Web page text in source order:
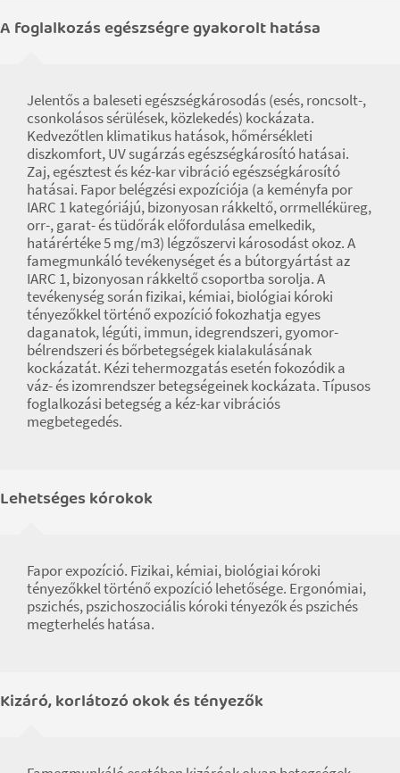
A foglalkozás egészségre gyakorolt hatása
Jelentős a baleseti egészségkárosodás (esés, roncsolt-,
csonkolásos sérülések, közlekedés) kockázata.
Kedvezőtlen klimatikus hatások, hőmérsékleti
diszkomfort, UV sugárzás egészségkárosító hatásai.
Zaj, egésztest és kéz-kar vibráció egészségkárosító
hatásai. Fapor belégzési expozíciója (a keményfa por
IARC 1 kategóriájú, bizonyosan rákkeltő, orrmelléküreg,
orr-, garat- és tüdőrák előfordulása emelkedik,
határértéke 5 mg/m3) légzőszervi károsodást okoz. A
famegmunkáló tevékenységet és a bútorgyártást az
IARC 1, bizonyosan rákkeltő csoportba sorolja. A
tevékenység során fizikai, kémiai, biológiai kóroki
tényezőkkel történő expozíció fokozhatja egyes
daganatok, légúti, immun, idegrendszeri, gyomor-
bélrendszeri és bőrbetegségek kialakulásának
kockázatát. Kézi tehermozgatás esetén fokozódik a
váz- és izomrendszer betegségeinek kockázata. Típusos
foglalkozási betegség a kéz-kar vibrációs
megbetegedés.
Lehetséges kórokok
Fapor expozíció. Fizikai, kémiai, biológiai kóroki
tényezőkkel történő expozíció lehetősége. Ergonómiai,
pszichés, pszichoszociális kóroki tényezők és pszichés
megterhelés hatása.
Kizáró, korlátozó okok és tényezők